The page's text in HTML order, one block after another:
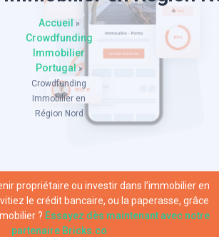
Accueil »
Crowdfunding
Immobilier
Portugal»
Crowdfunding
Immobilier en
Région Nord
propriétaire ou investir dans l’immobilier en
le crédit bancaire, ou la paperasse, grâce
? Essayez dès maintenant avec notre
partenaire Bricks.co